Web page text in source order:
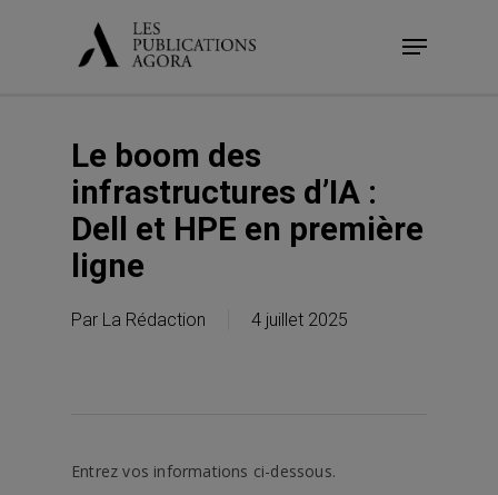
Menu
Le boom des
infrastructures d’IA :
Dell et HPE en première
ligne
Par La Rédaction 4 juillet 2025
Entrez vos informations ci-dessous.